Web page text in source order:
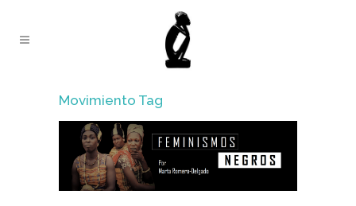
Movimiento Tag